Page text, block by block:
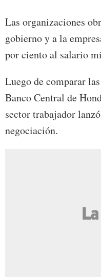
Las organizaciones
gobierno y a la
por ciento al salario
Luego de comparar
Banco Central de
sector trabajador
negociación.